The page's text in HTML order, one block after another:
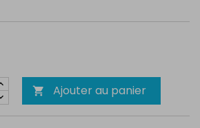
 Ajouter au panier